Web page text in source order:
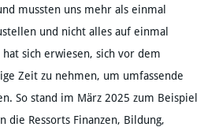
mussten uns mehr als einmal
und nicht alles auf einmal
sich erwiesen, sich vor dem
Zeit zu nehmen, um umfassende
So stand im März 2025 zum Beispiel
die Ressorts Finanzen, Bildung,